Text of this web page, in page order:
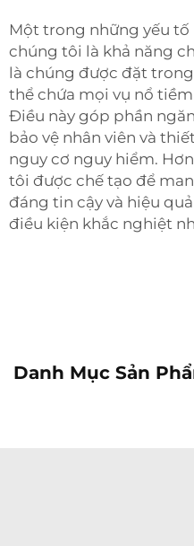
Một trong những yếu
chúng tôi là khả năng
là chúng được đặt
thể chứa mọi vụ nổ
Điều này góp phần
bảo vệ nhân viên và
nguy cơ nguy hiểm.
tôi được chế tạo để
đáng tin cậy và hiệu
điều kiện khắc nghiệt
Danh Mục Sản